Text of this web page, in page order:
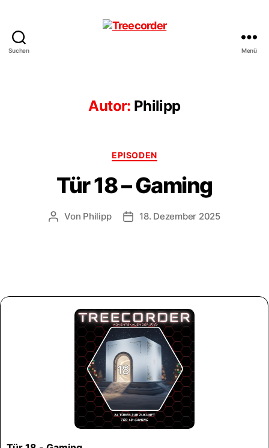
Suchen Menü
Autor: Philipp
Kategorien
EPISODEN
Tür 18 – Gaming
Beitragsautor
Von Philipp Veröffentlichungsdatum
18. Dezember 2025